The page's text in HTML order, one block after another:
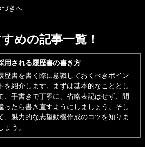
づきへ
めの記事一覧！
用される履歴書の書き方
歴書を書く際に意識しておくべきポイン
トを紹介します。まずは基本的なこととし
、手書きで丁寧に、省略表記はせず、間
ったら書き直すようにしましょう。そし
、魅力的な志望動機作成のコツを知りま
ょう。